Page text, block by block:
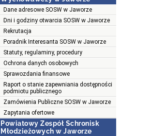
Dane adresowe SOSW w Jaworze
Dni i godziny otwarcia SOSW w Jaworze
Rekrutacja
Poradnik Interesanta SOSW w Jaworze
Statuty, regulaminy, procedury
Ochrona danych osobowych
Sprawozdania finansowe
Raport o stanie zapewniania dostępności
podmiotu publicznego
Zamówienia Publiczne SOSW w Jaworze
Zapytania ofertowe
Powiatowy Zespół Schronisk
Młodzieżowych w Jaworze